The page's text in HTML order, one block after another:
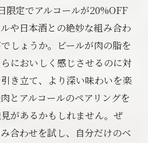
定でアルコールが20%OFF
や日本酒との絶妙な組み合わ
しょうか。ビールが肉の脂を
においしく感じさせるのに対
き立て、より深い味わいを楽
とアルコールのペアリングを
があるかもしれません。ぜ
合わせを試し、自分だけのベ